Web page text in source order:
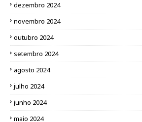
dezembro 2024
novembro 2024
outubro 2024
setembro 2024
agosto 2024
julho 2024
junho 2024
maio 2024